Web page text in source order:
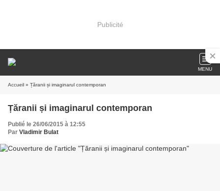
Publicité
MENU
Accueil » Țăranii și imaginarul contemporan
Țăranii și imaginarul contemporan
Publié le 26/06/2015 à 12:55
Par Vladimir Bulat